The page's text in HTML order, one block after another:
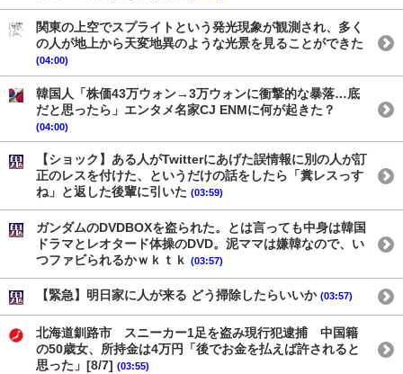
関東の上空でスプライトという発光現象が観測され、多く
の人が地上から天変地異のような光景を見ることができた
(04:00)
韓国人「株価43万ウォン→3万ウォンに衝撃的な暴落…底
だと思ったら」エンタメ名家CJ ENMに何が起きた？
(04:00)
【ショック】ある人がTwitterにあげた誤情報に別の人が訂
正のレスを付けた、というだけの話をしたら「糞レスっす
ね」と返した後輩に引いた (03:59)
ガンダムのDVDBOXを盗られた。とは言っても中身は韓国
ドラマとレオタード体操のDVD。泥ママは嫌韓なので、い
つファビられるかｗｋｔｋ (03:57)
【緊急】明日家に人が来る どう掃除したらいいか (03:57)
北海道釧路市 スニーカー1足を盗み現行犯逮捕 中国籍
の50歳女、所持金は4万円「後でお金を払えば許されると
思った」[8/7] (03:55)